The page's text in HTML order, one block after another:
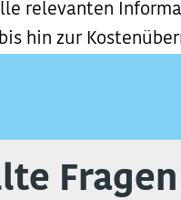
relevanten
hin zur